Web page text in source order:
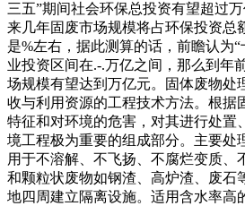
三五”期间社会环保总投资有望超过
来几年固废市场规模将占环保投资总
是%左右，据此测算的话，前瞻认为
业投资区间在.-.万亿之间，那么到年
场规模有望达到万亿元。固体废物处
收与利用资源的工程技术方法。根据
特征和对环境的危害，对其进行处置
境工程极为重要的组成部分。主要
用于不溶解、不飞扬、不腐烂变质、
和颗粒状废物如钢渣、高炉渣、废
地四周建立隔离设施。适用含水率高